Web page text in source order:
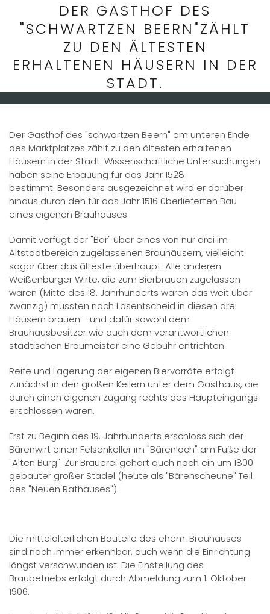
DER GASTHOF DES
"SCHWARTZEN BEERN"ZÄHLT
ZU DEN ÄLTESTEN
ERHALTENEN HÄUSERN IN DER
STADT.
Der Gasthof des "schwartzen Beern" am unteren Ende
des Marktplatzes zählt zu den ältesten erhaltenen
Häusern in der Stadt. Wissenschaftliche Untersuchungen
haben seine Erbauung für das Jahr 1528
bestimmt. Besonders ausgezeichnet wird er darüber
hinaus durch den für das Jahr 1516 überlieferten Bau
eines eigenen Brauhauses.
Damit verfügt der "Bär" über eines von nur drei im
Altstadtbereich zugelassenen Brauhäusern, vielleicht
sogar über das älteste überhaupt. Alle anderen
Weißenburger Wirte, die zum Bierbrauen zugelassen
waren (Mitte des 18. Jahrhunderts waren das weit über
zwanzig) mussten nach Losentscheid in diesen drei
Häusern brauen - und dafür sowohl dem
Brauhausbesitzer wie auch dem verantwortlichen
städtischen Braumeister eine Gebühr entrichten.
Reife und Lagerung der eigenen Biervorräte erfolgt
zunächst in den großen Kellern unter dem Gasthaus, die
durch einen eigenen Zugang rechts des Haupteingangs
erschlossen waren.
Erst zu Beginn des 19. Jahrhunderts erschloss sich der
Bärenwirt einen Felsenkeller im "Bärenloch" am Fuße der
"Alten Burg". Zur Brauerei gehört auch noch ein um 1800
gebauter großer Stadel (heute als "Bärenscheune" Teil
des "Neuen Rathauses").
Die mittelalterlichen Bauteile des ehem. Brauhauses
sind noch immer erkennbar, auch wenn die Einrichtung
längst verschwunden ist. Die Einstellung des
Braubetriebs erfolgt durch Abmeldung zum 1. Oktober
1906.